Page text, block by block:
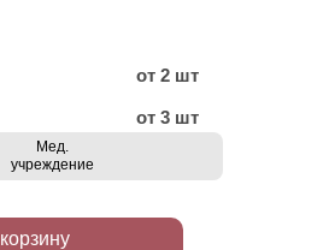
от 2 шт
от 3 шт
Мед.
учреждение